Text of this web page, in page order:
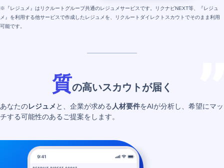
※『レジュメ』はリクルートグループ共通のレジュメサービスです。リクナビNEXT等、『レジュ
メ』を利用する他サービスで作成したレジュメを、リクルートダイレクトスカウトでそのまま利用
可能です。
質の高いスカウトが届く
あなたのレジュメ と、企業が求める 人材要件をAIが分析し、希望にマッ
チする可能性のあるご提案をします。